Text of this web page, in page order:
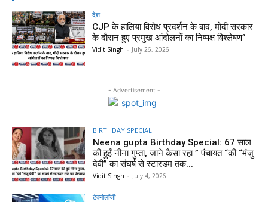
देश
CJP के हालिया विरोध प्रदर्शन के बाद, मोदी सरकार
के दौरान हुए प्रमुख आंदोलनों का निष्पक्ष विश्लेषण”
Vidit Singh - July 26, 2026
- Advertisement -
BIRTHDAY SPECIAL
Neena gupta Birthday Special: 67 साल
की हुईं नीना गुप्ता, जाने कैसा रहा ” पंचायत “की “मंजु
देवी” का संघर्ष से स्टारडम तक...
Vidit Singh - July 4, 2026
टेक्नोलॉजी